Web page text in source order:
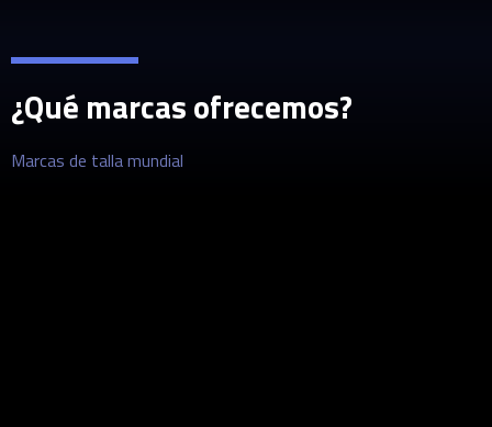
¿Qué marcas ofrecemos?
Marcas de talla mundial